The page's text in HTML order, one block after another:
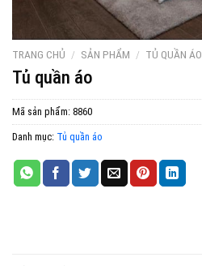
TRANG CHỦ / SẢN PHẨM / TỦ QUẦN ÁO
Tủ quần áo
Mã sản phẩm: 8860
Danh mục: Tủ quần áo